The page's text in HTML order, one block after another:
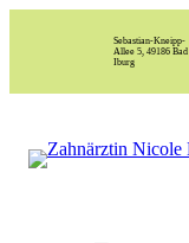
Sebastian-Kneipp-
Allee 5, 49186 Bad
Iburg